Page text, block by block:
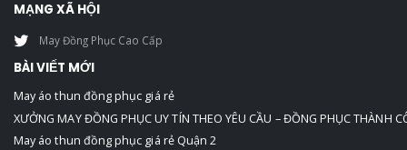
MẠNG XÃ HỘI
May Đồng Phục Cao Cấp
BÀI VIẾT MỚI
May áo thun đồng phục giá rẻ
XƯỞNG MAY ĐỒNG PHỤC UY TÍN THEO YÊU CẦU – ĐỒNG PHỤC THÀNH
May áo thun đồng phục giá rẻ Quận 2